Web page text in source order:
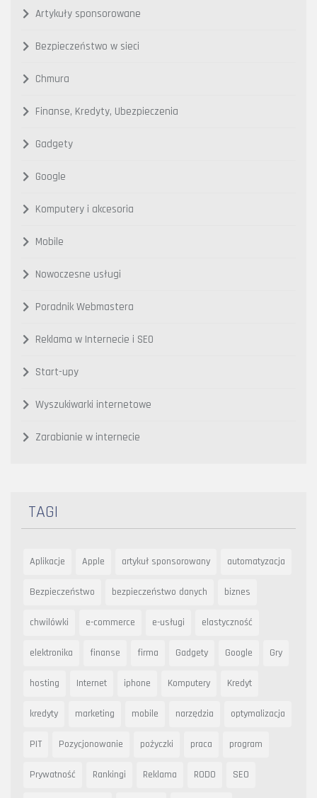
Artykuły sponsorowane
Bezpieczeństwo w sieci
Chmura
Finanse, Kredyty, Ubezpieczenia
Gadgety
Google
Komputery i akcesoria
Mobile
Nowoczesne usługi
Poradnik Webmastera
Reklama w Internecie i SEO
Start-upy
Wyszukiwarki internetowe
Zarabianie w internecie
TAGI
Aplikacje Apple artykuł sponsorowany automatyzacja
Bezpieczeństwo bezpieczeństwo danych biznes
chwilówki e-commerce e-usługi elastyczność
elektronika finanse firma Gadgety Google Gry
hosting Internet iphone Komputery Kredyt
kredyty marketing mobile narzędzia optymalizacja
PIT Pozycjonowanie pożyczki praca program
Prywatność Rankingi Reklama RODO SEO